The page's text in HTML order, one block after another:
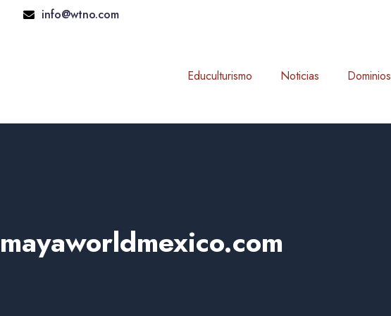
info@wtno.com
Educulturismo Noticias Dominios
mayaworldmexico.com